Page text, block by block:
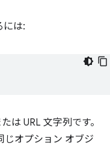
には:
たは URL 文字列です。
じオプション オブジ